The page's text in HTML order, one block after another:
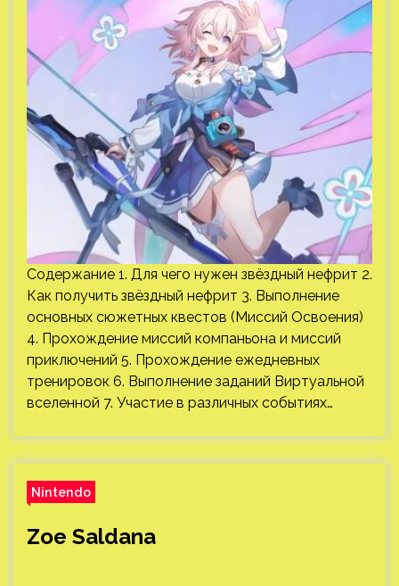
Содержание 1. Для чего нужен звёздный нефрит 2.
Как получить звёздный нефрит 3. Выполнение
основных сюжетных квестов (Миссий Освоения)
4. Прохождение миссий компаньона и миссий
приключений 5. Прохождение ежедневных
тренировок 6. Выполнение заданий Виртуальной
вселенной 7. Участие в различных событиях…
Nintendo
Zoe Saldana